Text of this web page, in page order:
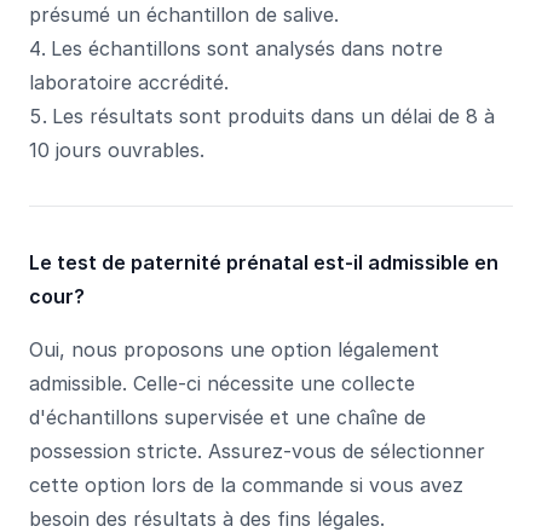
présumé un échantillon de salive.
Les échantillons sont analysés dans notre
laboratoire accrédité.
Les résultats sont produits dans un délai de 8 à
10 jours ouvrables.
Le test de paternité prénatal est-il admissible en
cour?
Oui, nous proposons une option légalement
admissible. Celle-ci nécessite une collecte
d'échantillons supervisée et une chaîne de
possession stricte. Assurez-vous de sélectionner
cette option lors de la commande si vous avez
besoin des résultats à des fins légales.